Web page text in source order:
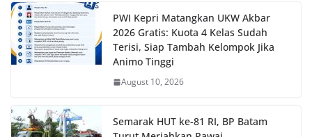
PWI Kepri Matangkan UKW Akbar
2026 Gratis: Kuota 4 Kelas Sudah
Terisi, Siap Tambah Kelompok Jika
Animo Tinggi
August 10, 2026
Semarak HUT ke-81 RI, BP Batam